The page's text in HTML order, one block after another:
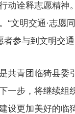
动诠释志愿精神
文明交通·志愿
参与到文明交通
共青团临猗县委
一步，将继续组
设更加美好的临